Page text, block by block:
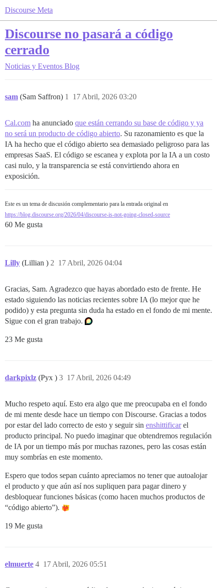
Discourse Meta
Discourse no pasará a código
cerrado
Noticias y Eventos Blog
sam (Sam Saffron) 17 Abril, 2026 03:20
1
Cal.com ha anunciado que están cerrando su base de código y ya
no será un producto de código abierto. Su razonamiento es que la
IA ha hecho que el código abierto sea demasiado peligroso para las
empresas SaaS. El código se escanea y explota por la IA a un costo
casi nulo, y la transparencia se está convirtiendo ahora en
exposición.
Este es un tema de discusión complementario para la entrada original en
https://blog.discourse.org/2026/04/discourse-is-not-going-closed-source
60 Me gusta
Lilly (Lillian ) 17 Abril, 2026 04:04
2
Gracias, Sam. Agradezco que hayas abordado esto de frente. He
estado siguiendo las noticias recientes sobre IA (lo mejor que he
podido) y esta pregunta sin duda ha estado en el fondo de mi mente.
Sigue con el gran trabajo.
23 Me gusta
darkpixlz (Pyx ) 17 Abril, 2026 04:49
3
Mucho respeto aquí. Esto era algo que me preocupaba en el fondo
de mi mente desde hace un tiempo con Discourse. Gracias a todos
por estar del lado correcto de esto y seguir sin enshittificarel
producto principal. No puedo imaginar que obtendremos regulación
de IA por un tiempo más por muchas razones, pero las cosas están
muy sombrías en este momento.
Espero que todos sepan cuánto apreciamos no tener que autoalojar
el producto y que aún así nos supliquen para pagar dinero y
desbloquear funciones básicas (como hacen muchos productos de
“código abierto”).
19 Me gusta
elmuerte 17 Abril, 2026 05:51
4